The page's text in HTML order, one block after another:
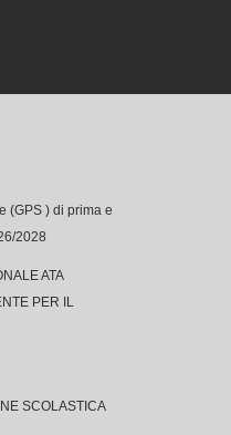
(GPS ) di prima e
2028
ATA
PER IL
SCOLASTICA